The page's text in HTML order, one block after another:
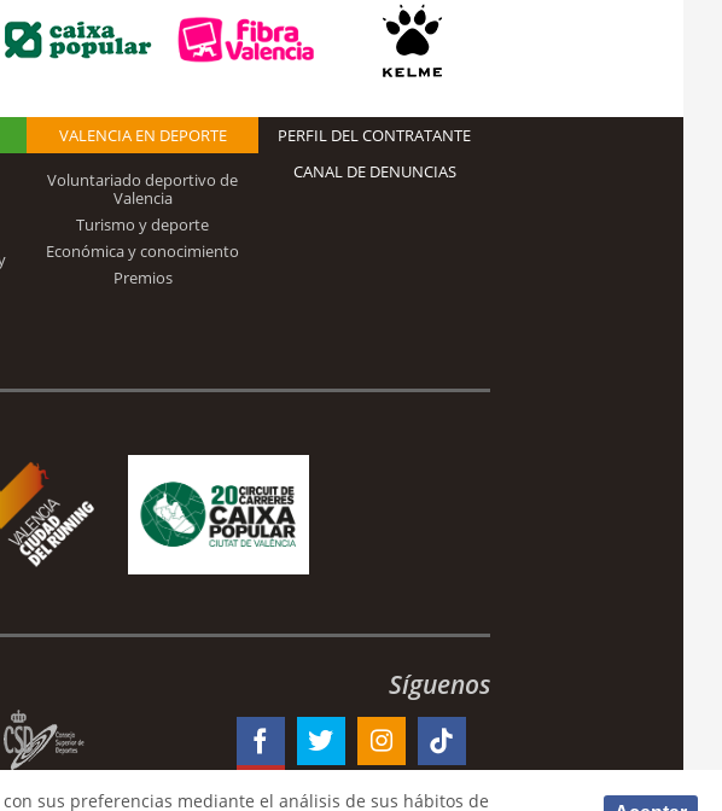
VALENCIA EN DEPORTE
Voluntariado deportivo de
Valencia
Turismo y deporte
Económica y conocimiento
Premios
PERFIL DEL CONTRATANTE
CANAL DE DENUNCIAS
Síguenos
sus preferencias mediante el análisis de sus hábitos de